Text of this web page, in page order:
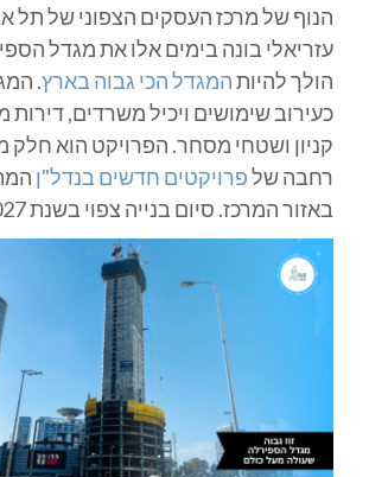
הנוף של מרכז העסקים הצפוני של תל
עזריאלי בונה בימים אלו את מגדל
הולך להיותהמגדל הכי גבוה בארץ.
כעירוב שימושים ויכיל משרדים, דירות
קניון ושטחי מסחר. הפרויקט הוא
רחבה שלפרויקטים חדשים בנדל"ן
באזור המרכז. סיום בנייה צפוי בשנת 2027.